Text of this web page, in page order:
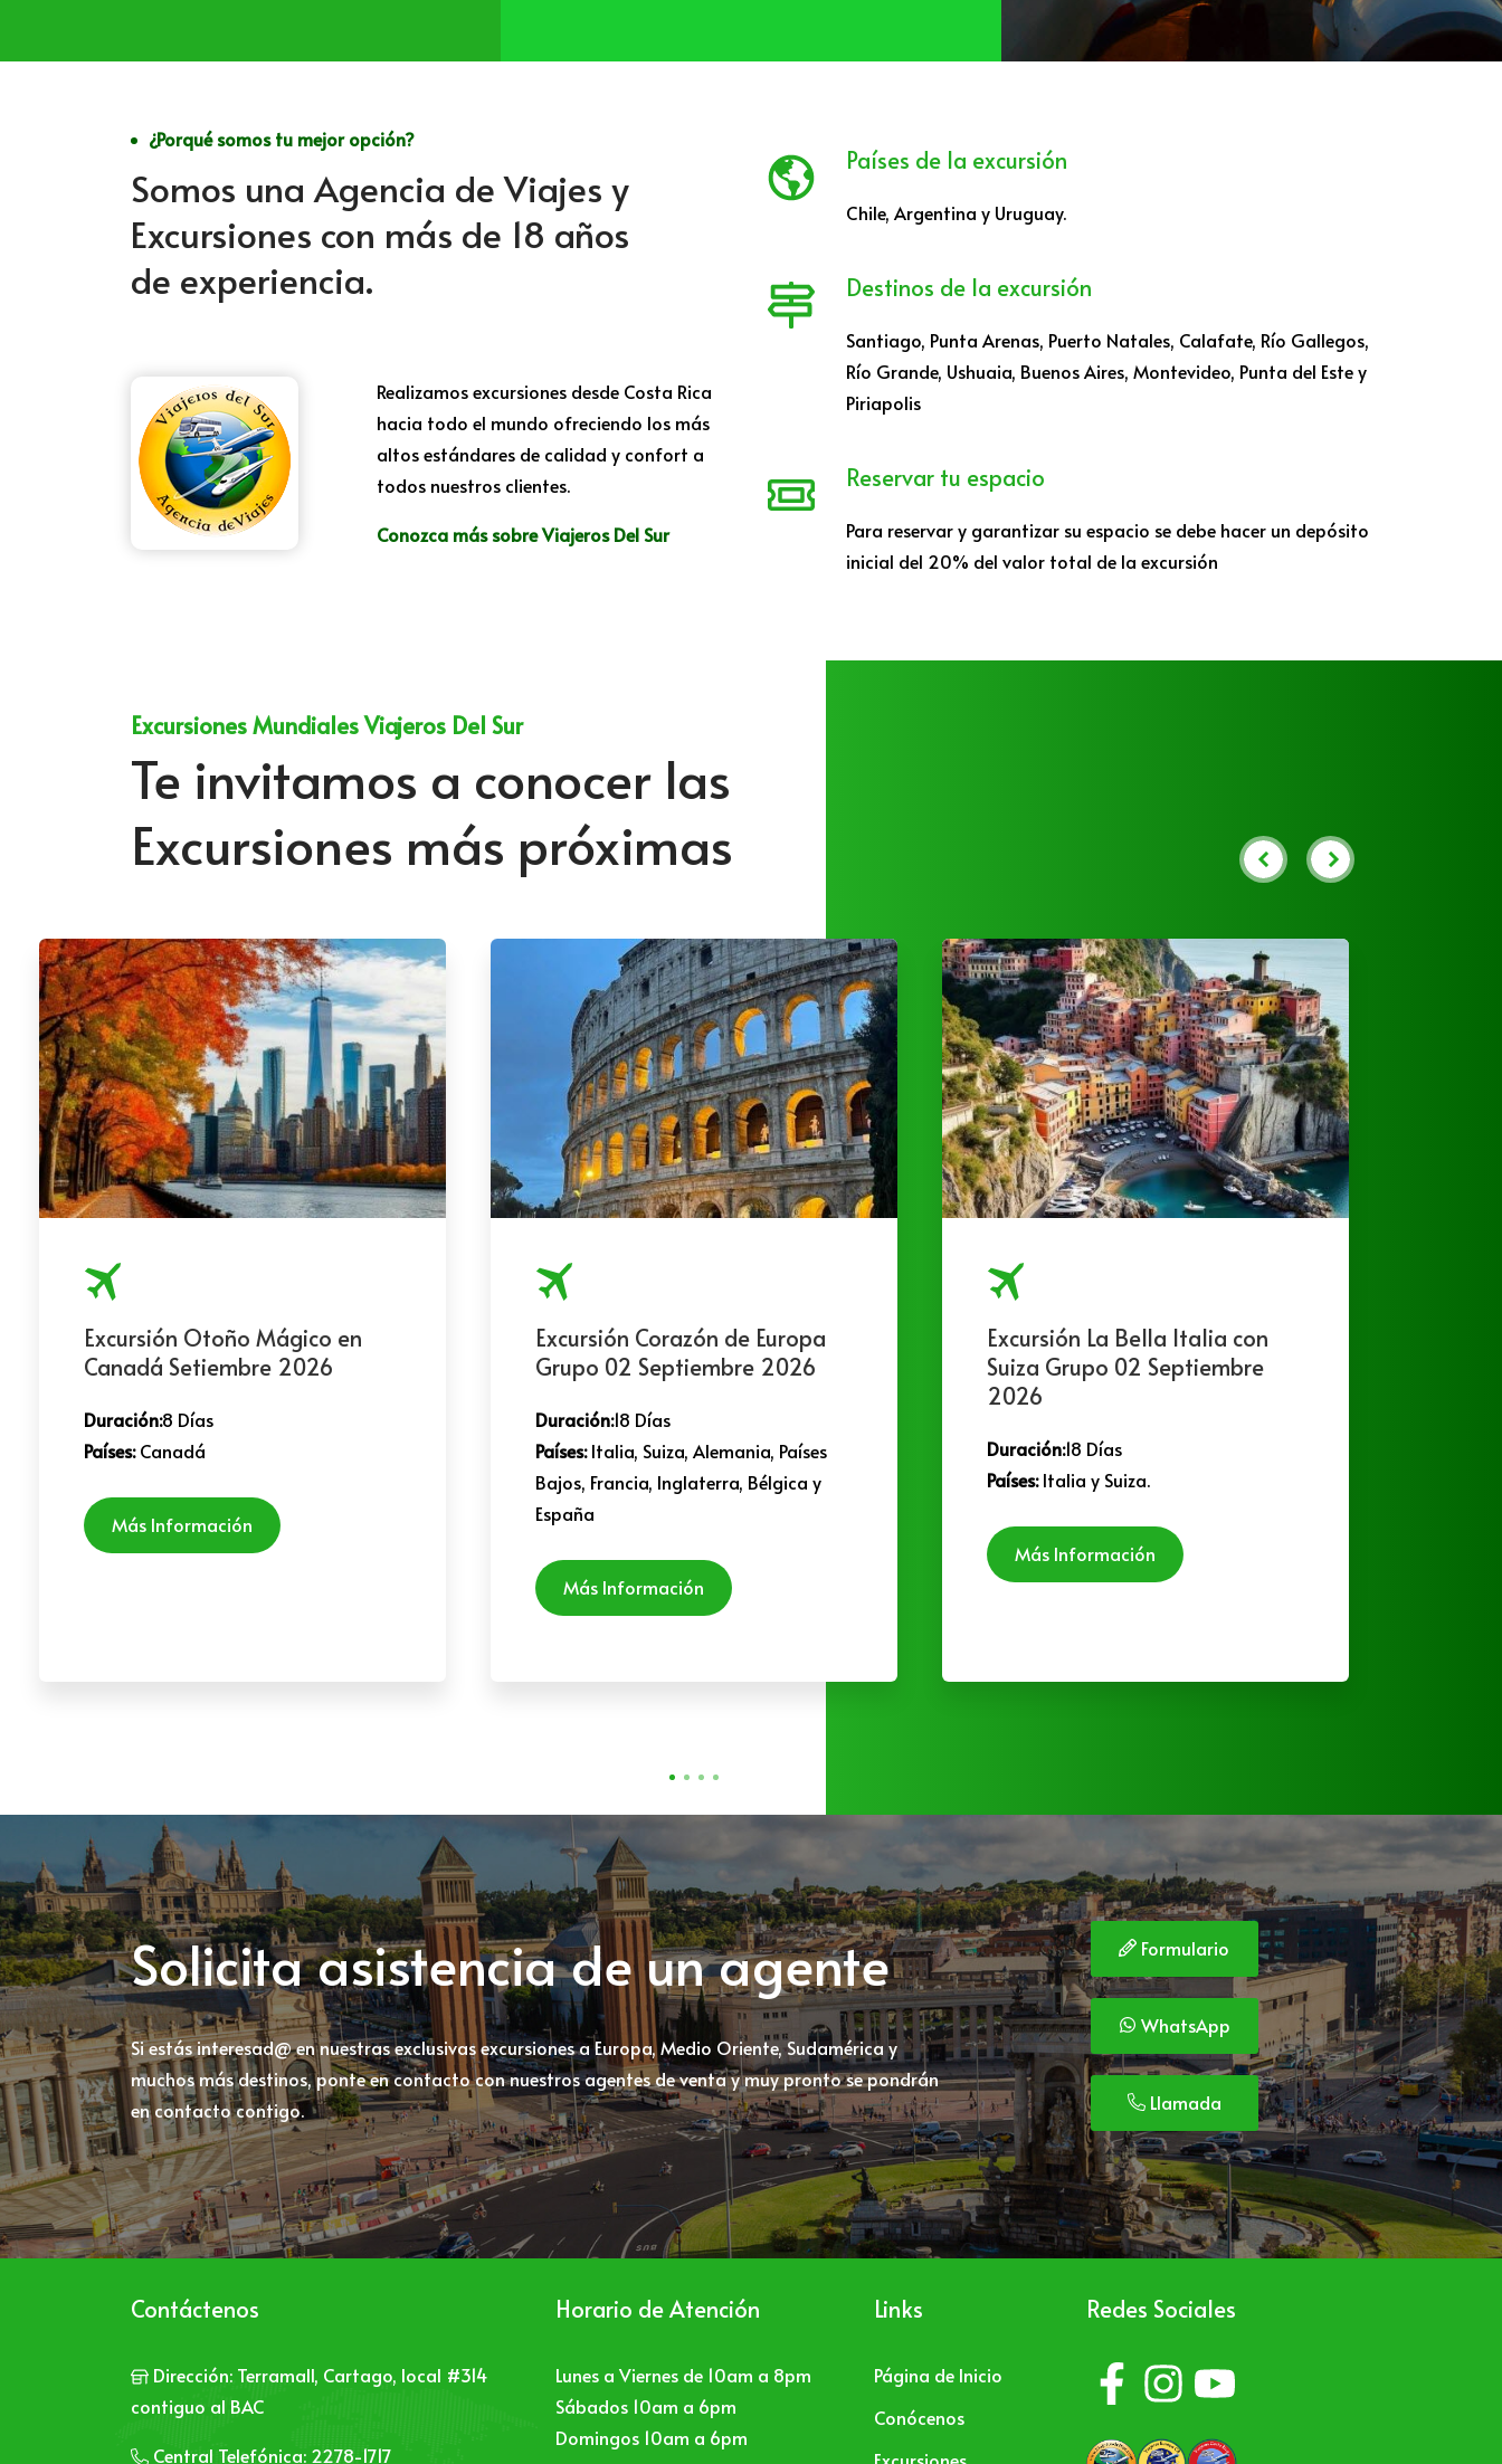
¿Porqué somos tu mejor opción?
Somos una Agencia de Viajes y
Excursiones con más de 18 años
de experiencia.
Realizamos excursiones desde Costa Rica
hacia todo el mundo ofreciendo los más
altos estándares de calidad y confort a
todos nuestros clientes.
Conozca más sobre Viajeros Del Sur
Países de la excursión
Chile, Argentina y Uruguay.
Destinos de la excursión
Santiago, Punta Arenas, Puerto Natales, Calafate, Río Gallegos,
Río Grande, Ushuaia, Buenos Aires, Montevideo, Punta del Este y
Piriapolis
Reservar tu espacio
Para reservar y garantizar su espacio se debe hacer un depósito
inicial del 20% del valor total de la excursión
Excursiones Mundiales Viajeros Del Sur
Te invitamos a conocer las
Excursiones más próximas
Excursión Otoño Mágico en
Canadá Setiembre 2026
Duración:8 Días
Países:Canadá
Más Información
Excursión Corazón de Europa
Grupo 02 Septiembre 2026
Duración:18 Días
Países:Italia, Suiza, Alemania, Países
Bajos, Francia, Inglaterra, Bélgica y
España
Más Información
Excursión La Bella Italia con
Suiza Grupo 02 Septiembre
2026
Duración:18 Días
Países:Italia y Suiza.
Más Información
Solicita asistencia de un agente
Si estás interesad@ en nuestras exclusivas excursiones a Europa, Medio Oriente, Sudamérica y
muchos más destinos, ponte en contacto con nuestros agentes de venta y muy pronto se pondrán
en contacto contigo.
Formulario
WhatsApp
Llamada
Contáctenos
Dirección: Terramall, Cartago, local #314
contiguo al BAC
Central Telefónica: 2278-1717
Horario de Atención
Lunes a Viernes de 10am a 8pm
Sábados 10am a 6pm
Domingos 10am a 6pm
Links
Página de Inicio
Conócenos
Redes Sociales